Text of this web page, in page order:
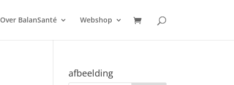
Over BalanSanté Webshop
afbeelding